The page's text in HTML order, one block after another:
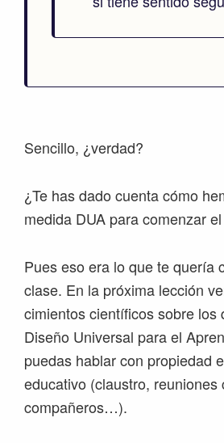
Sencillo, ¿verdad?
¿Te has dado cuenta cómo
medida DUA para comenzar
Pues eso era lo que te quería
clase. En la próxima lección
cimientos científicos sobre los
Diseño Universal para el
puedas hablar con propiedad
educativo (claustro, reuniones
compañeros…).